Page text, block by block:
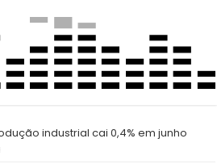
industrial cai 0,4% em junho